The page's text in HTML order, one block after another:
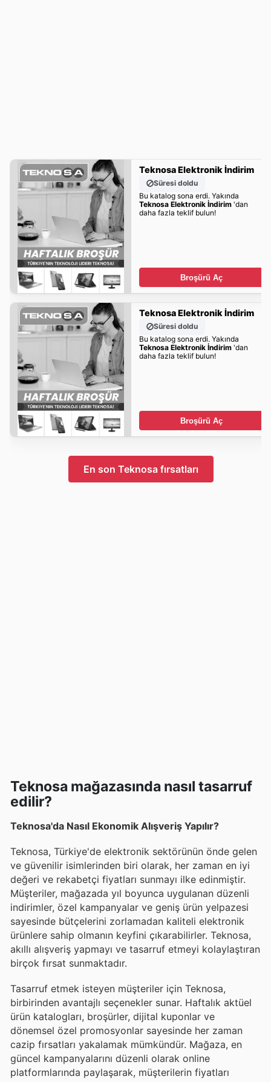
Teknosa Elektronik İndirim
Süresi doldu
Bu katalog sona erdi. Yakında
Teknosa Elektronik İndirim'dan
daha fazla teklif bulun!
Broşürü Aç
Teknosa Elektronik İndirim
Süresi doldu
Bu katalog sona erdi. Yakında
Teknosa Elektronik İndirim'dan
daha fazla teklif bulun!
Broşürü Aç
En son Teknosa fırsatları
Teknosa mağazasında nasıl tasarruf
edilir?
Teknosa'da Nasıl Ekonomik Alışveriş Yapılır?
Teknosa, Türkiye'de elektronik sektörünün önde gelen
ve güvenilir isimlerinden biri olarak, her zaman en iyi
değeri ve rekabetçi fiyatları sunmayı ilke edinmiştir.
Müşteriler, mağazada yıl boyunca uygulanan düzenli
indirimler, özel kampanyalar ve geniş ürün yelpazesi
sayesinde bütçelerini zorlamadan kaliteli elektronik
ürünlere sahip olmanın keyfini çıkarabilirler. Teknosa,
akıllı alışveriş yapmayı ve tasarruf etmeyi kolaylaştıran
birçok fırsat sunmaktadır.
Tasarruf etmek isteyen müşteriler için Teknosa,
birbirinden avantajlı seçenekler sunar. Haftalık aktüel
ürün katalogları, broşürler, dijital kuponlar ve
dönemsel özel promosyonlar sayesinde her zaman
cazip fırsatları yakalamak mümkündür. Mağaza, en
güncel kampanyalarını düzenli olarak online
platformlarında paylaşarak, müşterilerin fiyatları